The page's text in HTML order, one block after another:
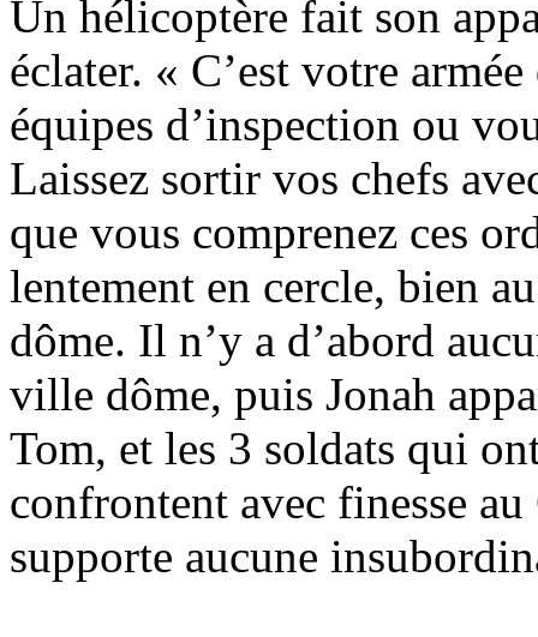
Un hélicoptère fait son
éclater. « C’est votre
équipes d’inspection ou
Laissez sortir vos chefs
que vous comprenez ces
lentement en cercle, bien
dôme. Il n’y a d’abord
ville dôme, puis Jonah
Tom, et les 3 soldats qui
confrontent avec finesse
supporte aucune